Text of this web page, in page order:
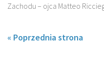
Zachodu – ojca Matteo
« Poprzednia strona